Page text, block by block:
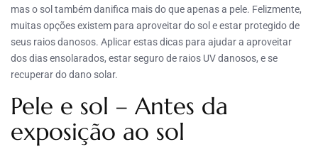
mas o sol também danifica mais do que apenas a pele. Felizmente,
muitas opções existem para aproveitar do sol e estar protegido de
seus raios danosos. Aplicar estas dicas para ajudar a aproveitar
dos dias ensolarados, estar seguro de raios UV danosos, e se
recuperar do dano solar.
Pele e sol – Antes da
exposição ao sol